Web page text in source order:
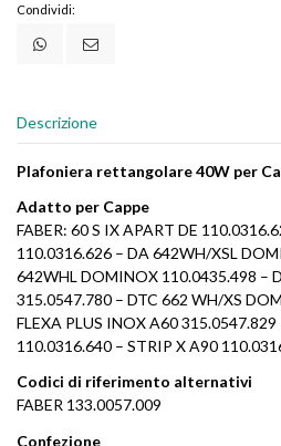
Condividi:
Descrizione
Plafoniera rettangolare 40W per
Adatto per Cappe
FABER: 60 S IX APART DE
110.0316.626 – DA 642WH/XSL
642WHL DOMINOX 110.0435.498 –
315.0547.780 – DTC 662 WH/XS
FLEXA PLUS INOX A60
110.0316.640 – STRIP X A90
Codici di riferimento alternativi
FABER 133.0057.009
Confezione